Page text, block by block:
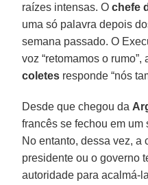
raízes intensas. Ochefe
uma só palavra depois
semana passado. O
voz “retomamos o rumo”,
coletes responde “nós
Desde que chegou da
francês se fechou em
No entanto, dessa vez, a
presidente ou o governo
autoridade para acalmá-